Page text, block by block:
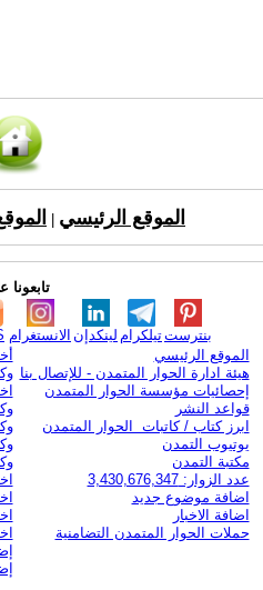
الموقع الرئيسي
تابعونا
الانستغرام لينكدإن تيلكرامبنترست
الموقع الرئيسي
هيئة ادارة الحوار المتمدن - للإتصال بنا
إحصائيات مؤسسة الحوار المتمدن
قواعد النشر
ابرز كتاب / كاتبات الحوار المتمدن
يوتيوب التمدن
مكتبة التمدن
عدد الزوار: 3,430,676,347
اضافة موضوع جديد
اضافة الاخبار
حملات الحوار المتمدن التضامنية